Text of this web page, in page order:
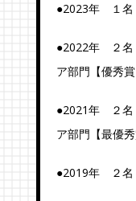
●2023年 １名
●2022年 ２名
ア部門【優秀賞
●2021年 ２名
ア部門【最優秀
●2019年 ２名